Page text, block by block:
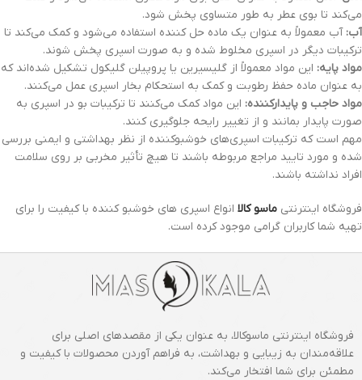
می‌کند تا بوی عطر به طور متساوی پخش شود.
آب: آب معمولاً به عنوان یک ماده حل کننده استفاده می‌شود و کمک می‌کند تا
ترکیبات دیگر در اسپری مخلوط شده و به صورت اسپری پخش شوند.
مواد پایه: این مواد معمولاً از گلیسیرین یا پروپیلن گلیکول تشکیل شده‌اند که
به عنوان ماده حفظ رطوبت و کمک به استحکام بخار اسپری عمل می‌کنند.
مواد حاجب و پایدارکننده: این مواد کمک می‌کنند تا ترکیبات بو در اسپری به
صورت پایدار بمانند و از تغییر رایحه جلوگیری کنند.
مهم است که ترکیبات اسپری‌های خوشبوکننده از نظر بهداشتی و ایمنی بررسی
شده و مورد تایید مراجع مربوطه باشند تا هیچ تأثیر مخربی بر روی سلامت
افراد نداشته باشند.
فروشگاه اینترنتی ماسو کالا انواع اسپری های خوشبو کننده با کیفیت را برای
تهیه شما کاربران گرامی موجود کرده است.
فروشگاه اینترنتی ماسوکالا، به عنوان یکی از مقصدهای اصلی برای
علاقه‌مندان به زیبایی و بهداشت، به فراهم آوردن محصولات با کیفیت و
مطمئن برای شما افتخار می‌کند.